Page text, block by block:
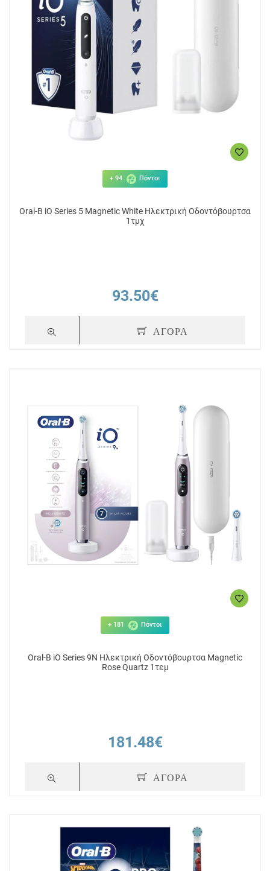
181.48€
ΑΓΟΡΑ
+ 94 Πόντοι
Oral-B iO Series 5 Magnetic White Ηλεκτρική Οδοντόβουρτσα
1τμχ
93.50€
ΑΓΟΡΑ
+ 181 Πόντοι
Oral-B iO Series 9N Hλεκτρική Οδοντόβουρτσα Magnetic
Rose Quartz 1τεμ
181.48€
ΑΓΟΡΑ